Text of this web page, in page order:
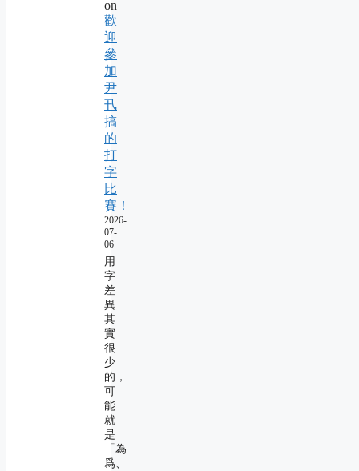
on
歡
迎
參
加
尹
卂
搞
的
打
字
比
賽！
2026-
07-
06
用
字
差
異
其
實
很
少
的，
可
能
就
是
「為
爲、